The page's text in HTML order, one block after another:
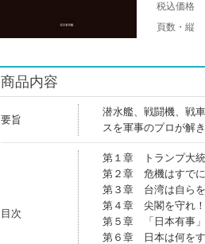
税込価格
頁数・縦
商品内容
要旨
潜水艦、戦闘機、戦
スを軍事のプロが解き
目次
第１章 トランプ大
第２章 危機はすでに
第３章 台湾は自らを
第４章 尖閣を守れ！
第５章 「日本有事
第６章 日本は何を